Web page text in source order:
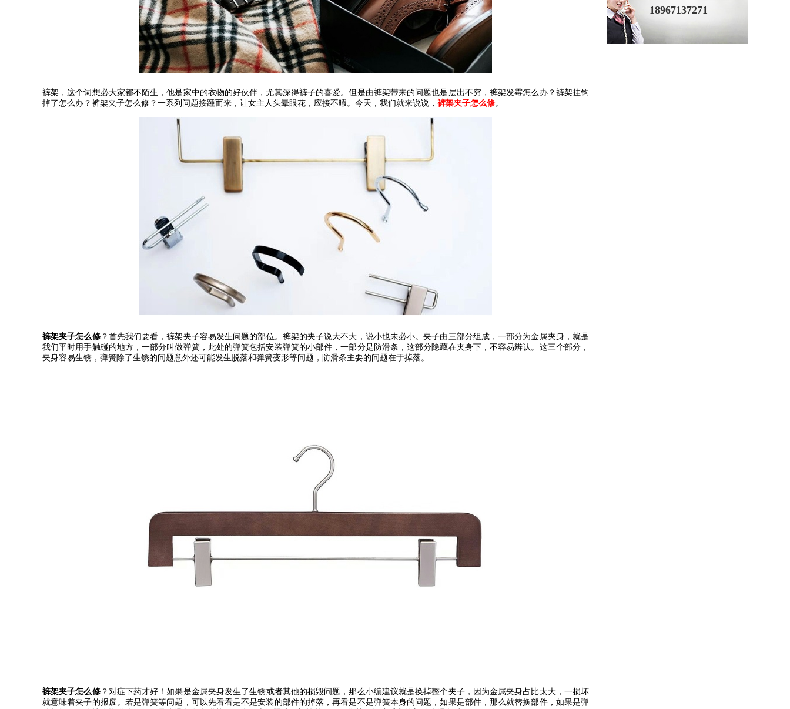
裤架，这个词想必大家都不陌生，他是家中的衣物的好伙伴，尤其深得裤子的喜爱。但是由裤架带来的问题也是层出不穷，裤架发霉怎么办？裤架挂钩
掉了怎么办？裤架夹子怎么修？一系列问题接踵而来，让女主人头晕眼花，应接不暇。今天，我们就来说说， 裤架夹子怎么修。
裤架夹子怎么修？首先我们要看，裤架夹子容易发生问题的部位。裤架的夹子说大不大，说小也未必小。夹子由三部分组成，一部分为金属夹身，就是
我们平时用手触碰的地方，一部分叫做弹簧，此处的弹簧包括安装弹簧的小部件，一部分是防滑条，这部分隐藏在夹身下，不容易辨认。这三个部分，
夹身容易生锈，弹簧除了生锈的问题意外还可能发生脱落和弹簧变形等问题，防滑条主要的问题在于掉落。
裤架夹子怎么修？对症下药才好！如果是金属夹身发生了生锈或者其他的损毁问题，那么小编建议就是换掉整个夹子，因为金属夹身占比太大，一损坏
就意味着夹子的报废。若是弹簧等问题，可以先看看是不是安装的部件的掉落，再看是不是弹簧本身的问题，如果是部件，那么就替换部件，如果是弹
18967137271